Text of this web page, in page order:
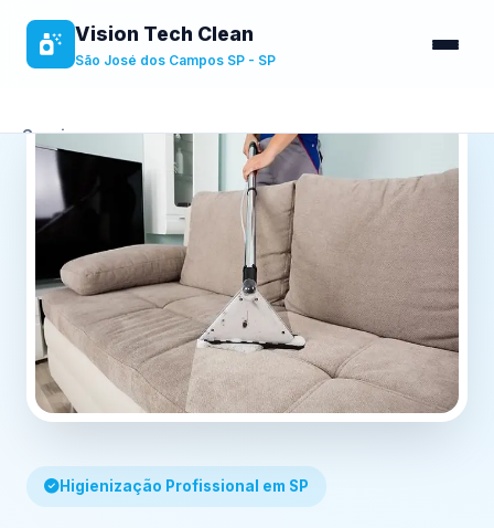
Vision Tech Clean
São José dos Campos SP - SP
Serviços
Sobre
Benefícios
Contato
Higienização Profissional em SP